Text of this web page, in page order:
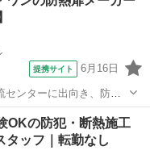
提携サイト 6月16日
センターに出向き、防熱
業務全般をお任せしま
未経験の工程でも安心し
OKの防犯・断熱施工
タッフ｜転勤なし